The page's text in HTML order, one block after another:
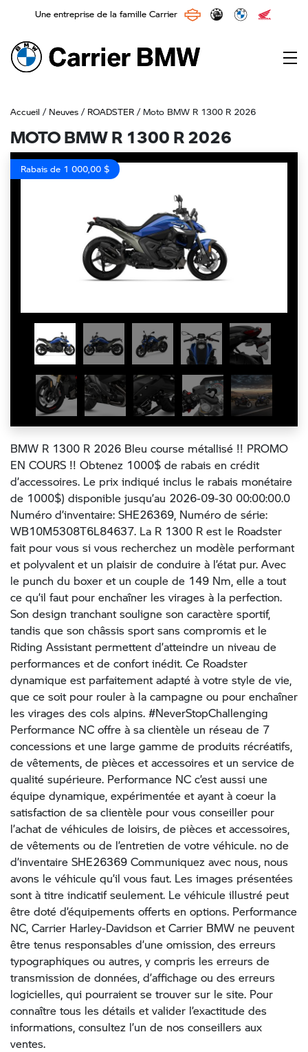
Une entreprise de la famille Carrier
Main Navigation
Accueil / Neuves / ROADSTER / Moto BMW R 1300 R 2026
MOTO BMW R 1300 R 2026
Rabais de 1 000,00 $
BMW R 1300 R 2026 Bleu course métallisé !! PROMO
EN COURS !! Obtenez 1000$ de rabais en crédit
d’accessoires. Le prix indiqué inclus le rabais monétaire
de 1000$) disponible jusqu’au 2026-09-30 00:00:00.0
Numéro d’inventaire: SHE26369, Numéro de série:
WB10M5308T6L84637. La R 1300 R est le Roadster
fait pour vous si vous recherchez un modèle performant
et polyvalent et un plaisir de conduire à l’état pur. Avec
le punch du boxer et un couple de 149 Nm, elle a tout
ce qu’il faut pour enchaîner les virages à la perfection.
Son design tranchant souligne son caractère sportif,
tandis que son châssis sport sans compromis et le
Riding Assistant permettent d’atteindre un niveau de
performances et de confort inédit. Ce Roadster
dynamique est parfaitement adapté à votre style de vie,
que ce soit pour rouler à la campagne ou pour enchaîner
les virages des cols alpins. #NeverStopChallenging
Performance NC offre à sa clientèle un réseau de 7
concessions et une large gamme de produits récréatifs,
de vêtements, de pièces et accessoires et un service de
qualité supérieure. Performance NC c’est aussi une
équipe dynamique, expérimentée et ayant à coeur la
satisfaction de sa clientèle pour vous conseiller pour
l’achat de véhicules de loisirs, de pièces et accessoires,
de vêtements ou de l’entretien de votre véhicule. no de
d’inventaire SHE26369 Communiquez avec nous, nous
avons le véhicule qu’il vous faut. Les images présentées
sont à titre indicatif seulement. Le véhicule illustré peut
être doté d’équipements offerts en options. Performance
NC, Carrier Harley-Davidson et Carrier BMW ne peuvent
être tenus responsables d’une omission, des erreurs
typographiques ou autres, y compris les erreurs de
transmission de données, d’affichage ou des erreurs
logicielles, qui pourraient se trouver sur le site. Pour
connaître tous les détails et valider l’exactitude des
informations, consultez l’un de nos conseillers aux
ventes.